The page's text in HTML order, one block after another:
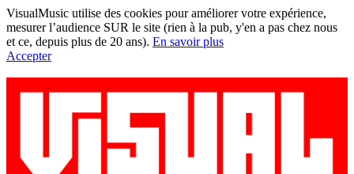
VisualMusic utilise des cookies pour améliorer votre expérience,
mesurer l’audience SUR le site (rien à la pub, y'en a pas chez nous
et ce, depuis plus de 20 ans). En savoir plus
Accepter